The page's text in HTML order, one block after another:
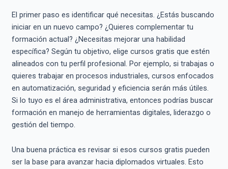
El primer paso es identificar qué necesitas. ¿Estás buscando
iniciar en un nuevo campo? ¿Quieres complementar tu
formación actual? ¿Necesitas mejorar una habilidad
específica? Según tu objetivo, elige cursos gratis que estén
alineados con tu perfil profesional. Por ejemplo, si trabajas o
quieres trabajar en procesos industriales, cursos enfocados
en automatización, seguridad y eficiencia serán más útiles.
Si lo tuyo es el área administrativa, entonces podrías buscar
formación en manejo de herramientas digitales, liderazgo o
gestión del tiempo.
Una buena práctica es revisar si esos cursos gratis pueden
ser la base para avanzar hacia diplomados virtuales. Esto